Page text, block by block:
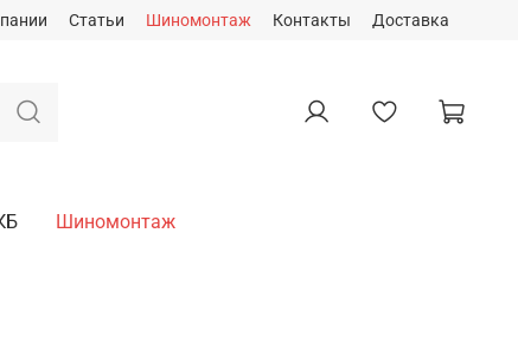
Статьи Шиномонтаж Контакты Доставка
Шиномонтаж